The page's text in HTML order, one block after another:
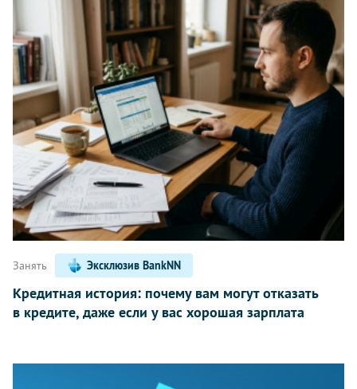
Занять Эксклюзив BankNN
Кредитная история: почему вам могут отказать
в кредите, даже если у вас хорошая зарплата